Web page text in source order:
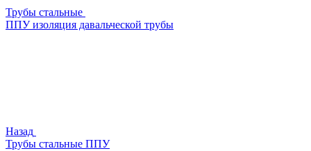
Трубы стальные
ППУ изоляция давальческой трубы
Назад
Трубы стальные ППУ